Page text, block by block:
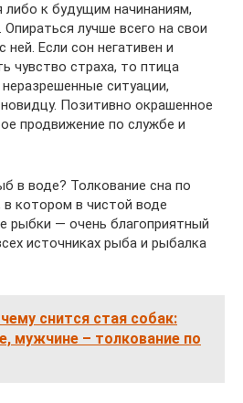
либо к будущим начинаниям,
лучше всего на свои
Если сон негативен и
чувство страха, то птица
ситуации,
Позитивно окрашенное
продвижение по службе и
в воде? Толкование сна по
котором в чистой воде
рыбки — очень благоприятный
источниках рыба и рыбалка
чему снится стая собак:
мужчине – толкование по